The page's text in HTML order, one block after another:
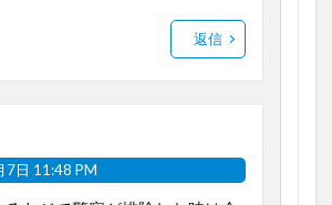
返信
7日 11:48 PM